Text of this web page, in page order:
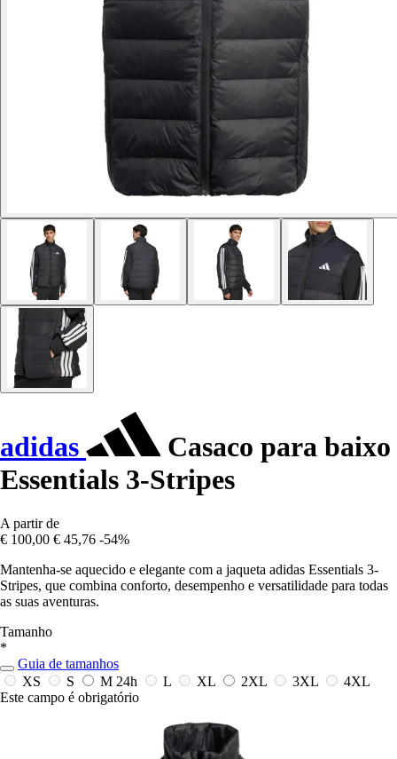
adidas
Casaco para baixo
Essentials 3-Stripes
A partir de
€ 100,00 € 45,76 -54%
Mantenha-se aquecido e elegante com a jaqueta adidas Essentials 3-
Stripes, que combina conforto, desempenho e versatilidade para todas
as suas aventuras.
Tamanho
*
Guia de tamanhos
XS
S M 24h L XL 2XL 3XL
4XL
Este campo é obrigatório